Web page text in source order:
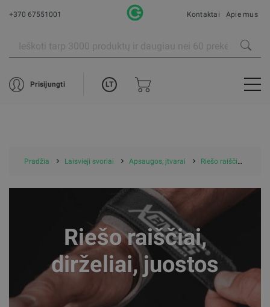
+370 67551001 Kontaktai Apie mus
Prisijungti LT
Pradžia Laisvieji svoriai Apsaugos, įtvarai Riešo raiščiai, dirželiai, juostos
Riešo raiščiai,
dirželiai, juostos